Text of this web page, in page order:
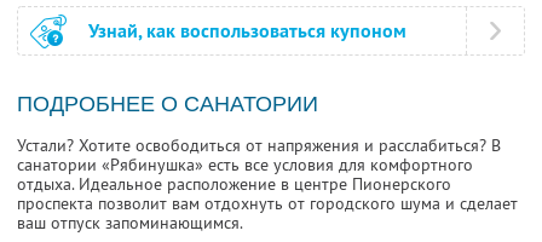
Узнай, как воспользоваться купоном
ПОДРОБНЕЕ О САНАТОРИИ
Устали? Хотите освободиться от напряжения и расслабиться? В
санатории «Рябинушка» есть все условия для комфортного
отдыха. Идеальное расположение в центре Пионерского
проспекта позволит вам отдохнуть от городского шума и сделает
ваш отпуск запоминающимся.